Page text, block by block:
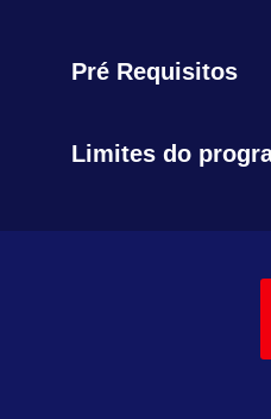
Pré Requisitos
Limites do